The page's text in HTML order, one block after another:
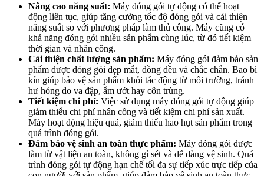
Nâng cao năng suất: Máy đóng gói tự động có thể hoạt
động liên tục, giúp tăng cường tốc độ đóng gói và cải thiện
năng suất so với phương pháp làm thủ công. Máy cũng có
khả năng đóng gói nhiều sản phẩm cùng lúc, từ đó tiết kiệm
thời gian và nhân công.
Cải thiện chất lượng sản phẩm: Máy đóng gói đảm bảo sản
phẩm được đóng gói đẹp mắt, đồng đều và chắc chắn. Bao bì
kín giúp bảo vệ sản phẩm khỏi tác động từ môi trường, tránh
hư hỏng do va đập, ẩm ướt hay côn trùng.
Tiết kiệm chi phí: Việc sử dụng máy đóng gói tự động giúp
giảm thiểu chi phí nhân công và tiết kiệm chi phí sản xuất.
Máy hoạt động hiệu quả, giảm thiểu hao hụt sản phẩm trong
quá trình đóng gói.
Đảm bảo vệ sinh an toàn thực phẩm: Máy đóng gói được
làm từ vật liệu an toàn, không gỉ sét và dễ dàng vệ sinh. Quá
trình đóng gói tự động hạn chế tối đa sự tiếp xúc trực tiếp của